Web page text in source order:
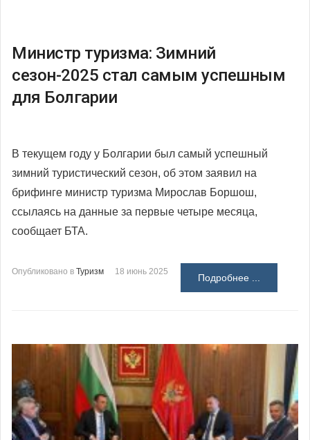
Министр туризма: Зимний
сезон-2025 стал самым успешным
для Болгарии
В текущем году у Болгарии был самый успешный
зимний туристический сезон, об этом заявил на
брифинге министр туризма Мирослав Боршош,
ссылаясь на данные за первые четыре месяца,
сообщает БТА.
Опубликовано в Туризм 18 июнь 2025
Подробнее ...